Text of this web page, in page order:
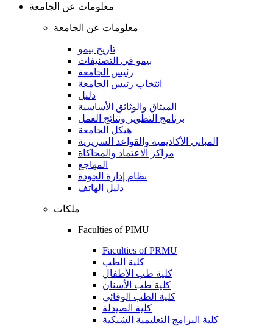
معلومات عن الجامعة
معلومات عن الجامعة
تاريخ بيمو
بيمو في التصنيفات
رئيس الجامعة
انتخاب رئيس الجامعة
دليل
الميثاق والوثائق الأساسية
برنامج التطوير ونتائج العمل
هيكل الجامعة
المباني الأكاديمية والقواعد السريرية
مراكز الاعتماد والمحاكاة
المهاجع
نظام إدارة الجودة
دليل الهاتف
ملكات
Faculties of PIMU
Faculties of PRMU
كلية الطب
كلية طب الأطفال
كلية طب الأسنان
كلية الطب الوقائي
كلية الصيدلة
كلية البرامج التعليمية الشبكية